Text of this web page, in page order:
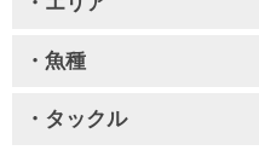
・魚種
・タックル